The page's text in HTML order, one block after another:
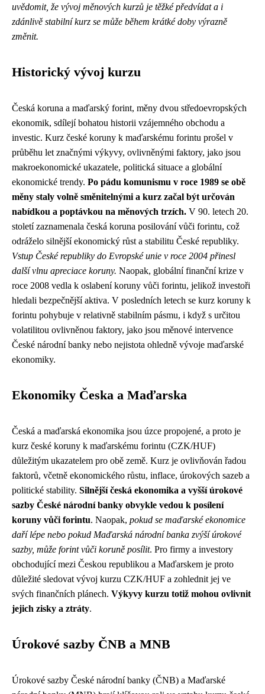
uvědomit, že vývoj měnových kurzů je těžké předvídat a i
zdánlivě stabilní kurz se může během krátké doby výrazně
změnit.
Historický vývoj kurzu
Česká koruna a maďarský forint, měny dvou středoevropských
ekonomik, sdílejí bohatou historii vzájemného obchodu a
investic. Kurz české koruny k maďarskému forintu prošel v
průběhu let značnými výkyvy, ovlivněnými faktory, jako jsou
makroekonomické ukazatele, politická situace a globální
ekonomické trendy. Po pádu komunismu v roce 1989 se obě
měny staly volně směnitelnými a kurz začal být určován
nabídkou a poptávkou na měnových trzích. V 90. letech 20.
století zaznamenala česká koruna posilování vůči forintu, což
odráželo silnější ekonomický růst a stabilitu České republiky.
Vstup České republiky do Evropské unie v roce 2004 přinesl
další vlnu apreciace koruny. Naopak, globální finanční krize v
roce 2008 vedla k oslabení koruny vůči forintu, jelikož investoři
hledali bezpečnější aktiva. V posledních letech se kurz koruny k
forintu pohybuje v relativně stabilním pásmu, i když s určitou
volatilitou ovlivněnou faktory, jako jsou měnové intervence
České národní banky nebo nejistota ohledně vývoje maďarské
ekonomiky.
Ekonomiky Česka a Maďarska
Česká a maďarská ekonomika jsou úzce propojené, a proto je
kurz české koruny k maďarskému forintu (CZK/HUF)
důležitým ukazatelem pro obě země. Kurz je ovlivňován řadou
faktorů, včetně ekonomického růstu, inflace, úrokových sazeb a
politické stability. Silnější česká ekonomika a vyšší úrokové
sazby České národní banky obvykle vedou k posílení
koruny vůči forintu. Naopak, pokud se maďarské ekonomice
daří lépe nebo pokud Maďarská národní banka zvýší úrokové
sazby, může forint vůči koruně posílit. Pro firmy a investory
obchodující mezi Českou republikou a Maďarskem je proto
důležité sledovat vývoj kurzu CZK/HUF a zohlednit jej ve
svých finančních plánech. Výkyvy kurzu totiž mohou ovlivnit
jejich zisky a ztráty.
Úrokové sazby ČNB a MNB
Úrokové sazby České národní banky (ČNB) a Maďarské